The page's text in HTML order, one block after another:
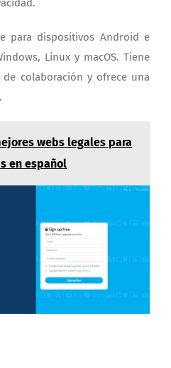
para dispositivos Android e
Linux y macOS. Tiene
de colaboración y ofrece una
webs legales para
en español